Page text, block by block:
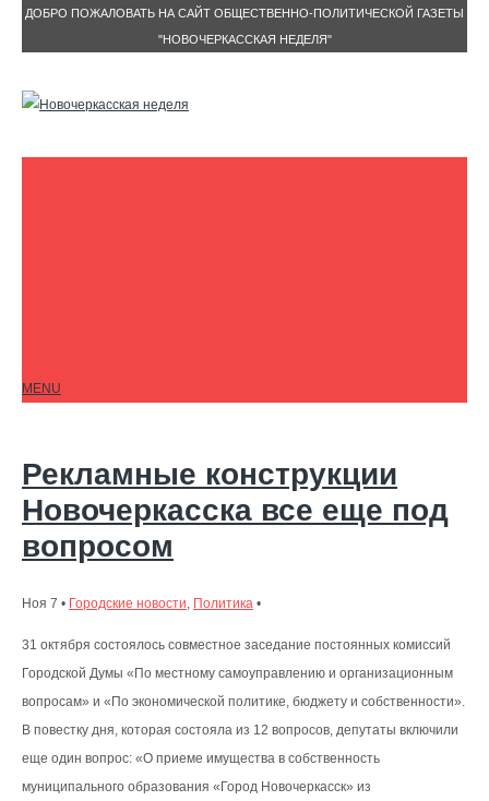
ДОБРО ПОЖАЛОВАТЬ НА САЙТ ОБЩЕСТВЕННО-ПОЛИТИЧЕСКОЙ ГАЗЕТЫ
"НОВОЧЕРКАССКАЯ НЕДЕЛЯ"
MENU
Рекламные конструкции
Новочеркасска все еще под
вопросом
Ноя 7 • Городские новости, Политика •
31 октября состоялось совместное заседание постоянных комиссий
Городской Думы «По местному самоуправлению и организационным
вопросам» и «По экономической политике, бюджету и собственности».
В повестку дня, которая состояла из 12 вопросов, депутаты включили
еще один вопрос: «О приеме имущества в собственность
муниципального образования «Город Новочеркасск» из